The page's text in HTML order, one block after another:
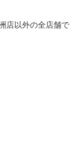
店以外の全店舗で